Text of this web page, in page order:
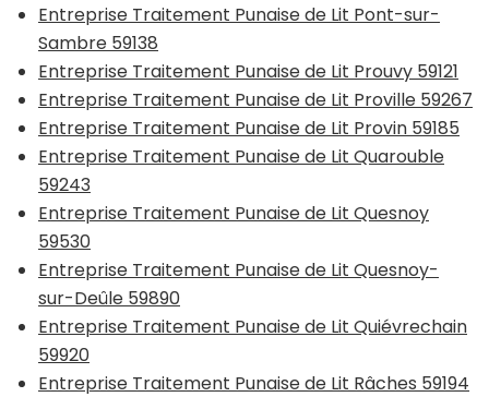
Entreprise Traitement Punaise de Lit Pont-sur-
Sambre 59138
Entreprise Traitement Punaise de Lit Prouvy 59121
Entreprise Traitement Punaise de Lit Proville 59267
Entreprise Traitement Punaise de Lit Provin 59185
Entreprise Traitement Punaise de Lit Quarouble
59243
Entreprise Traitement Punaise de Lit Quesnoy
59530
Entreprise Traitement Punaise de Lit Quesnoy-
sur-Deûle 59890
Entreprise Traitement Punaise de Lit Quiévrechain
59920
Entreprise Traitement Punaise de Lit Râches 59194